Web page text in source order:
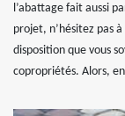
l’abattage fait aussi
projet, n’hésitez pas
disposition que vous
copropriétés. Alors,